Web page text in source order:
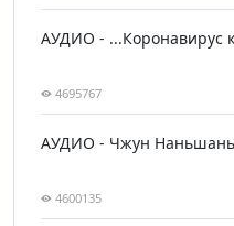
АУДИО - ...Коронавирус
4695767
АУДИО - Чжун Наньшань,
4600135